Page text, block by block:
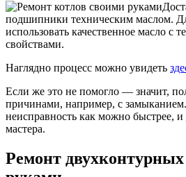
подшипники техническим маслом.
использовать качественное масло с
свойствами.
Наглядно процесс можно увидеть
Если же это не помогло — значит,
причинами, например, с
неисправность как можно быстрее,
мастера.
Ремонт